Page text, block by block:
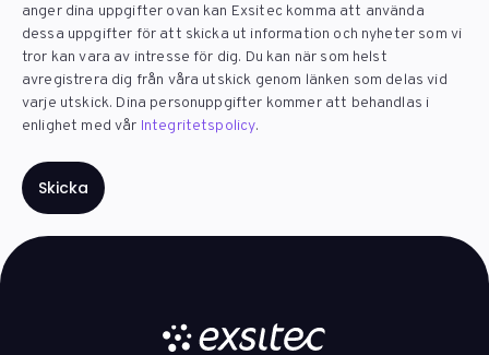
anger dina uppgifter ovan kan Exsitec komma att använda
dessa uppgifter för att skicka ut information och nyheter som vi
tror kan vara av intresse för dig. Du kan när som helst
avregistrera dig från våra utskick genom länken som delas vid
varje utskick. Dina personuppgifter kommer att behandlas i
enlighet med vår Integritetspolicy.